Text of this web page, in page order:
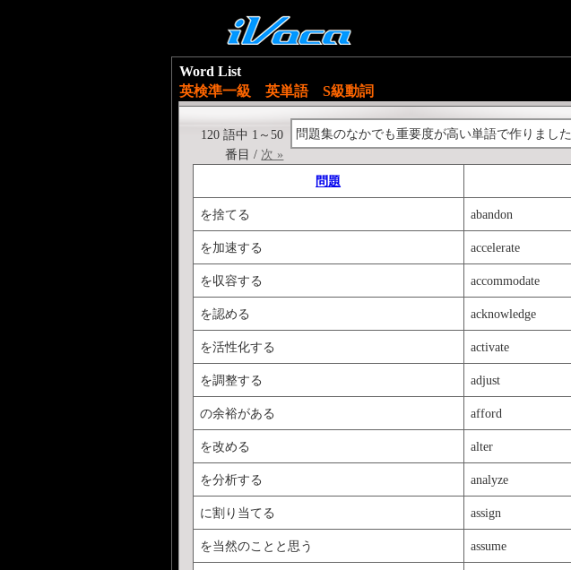
Word List
英検準一級 英単語 S級動詞
問題集のなかでも重要度が高い単語で作りました
120 語中 1～50
番目 / 次 »
問題
を捨てる abandon
を加速する accelerate
を収容する accommodate
を認める acknowledge
を活性化する activate
を調整する adjust
の余裕がある afford
を改める alter
を分析する analyze
に割り当てる assign
を当然のことと思う assume